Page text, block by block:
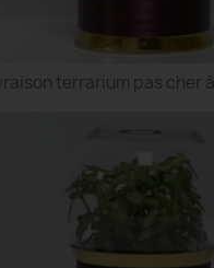
terrarium pas cher à